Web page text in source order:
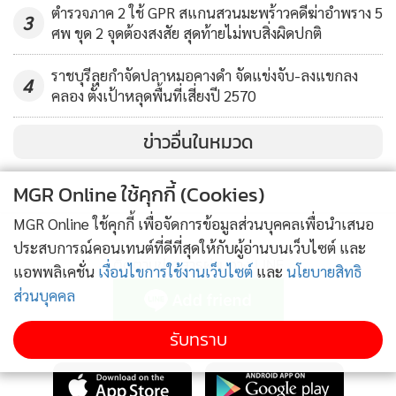
3
ตำรวจภาค 2 ใช้ GPR สแกนสวนมะพร้าวคดีฆ่าอำพราง 5
ศพ ขุด 2 จุดต้องสงสัย สุดท้ายไม่พบสิ่งผิดปกติ
4
ราชบุรีลุยกำจัดปลาหมอคางดำ จัดแข่งจับ-ลงแขกลง
คลอง ตั้งเป้าหลุดพื้นที่เสี่ยงปี 2570
ข่าวอื่นในหมวด
ติดตามข่าวสารผ่านทาง LINE
MGR Online Application
MGR Online ใช้คุกกี้ (Cookies)
MGR Online ใช้คุกกี้ เพื่อจัดการข้อมูลส่วนบุคคลเพื่อนำเสนอ
ประสบการณ์คอนเทนต์ที่ดีที่สุดให้กับผู้อ่านบนเว็บไซต์ และ
แอพพลิเคชั่น เงื่อนไขการใช้งานเว็บไซต์ และ นโยบายสิทธิ
ส่วนบุคคล
รับทราบ